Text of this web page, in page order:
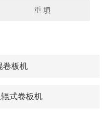
卷板机
式卷板机